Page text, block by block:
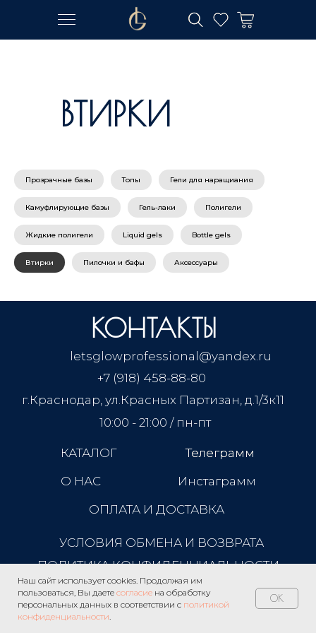
Наш сайт использует cookies. Продолжая им
пользоваться, Вы даете согласие на обработку
персональных данных в соответствии с политикой
конфиденциальности.
OK
ВТИРКИ
Прозрачные базы Топы Гели для наращиания
Камуфлирующие базы Гель-лаки Полигели
Жидкие полигели Liquid gels Bottle gels
Втирки Пилочки и бафы Аксессуары
КОНТАКТЫ
letsglowprofessional@yandex.ru
+7 (918) 458-88-80
г.Краснодар, ул.Красных Партизан, д.1/3к11
10:00 - 21:00 / пн-пт
УСЛОВИЯ ОБМЕНА И ВОЗВРАТА
ПОЛИТИКА КОНФИДЕНЦИАЛЬНОСТИ
Инстаграмм
КАТАЛОГ
О НАС
Телеграмм
Телеграмм
ОПЛАТА И ДОСТАВКА